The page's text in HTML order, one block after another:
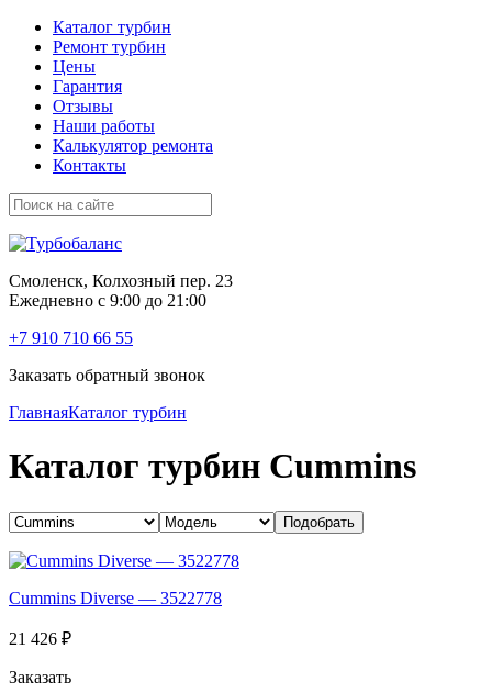
Каталог турбин
Ремонт турбин
Цены
Гарантия
Отзывы
Наши работы
Калькулятор ремонта
Контакты
Смоленск, Колхозный пер. 23
Ежедневно с 9:00 до 21:00
+7 910 710 66 55
Заказать обратный звонок
ГлавнаяКаталог турбин
Каталог турбин Cummins
Cummins Diverse — 3522778
21 426 ₽
Заказать